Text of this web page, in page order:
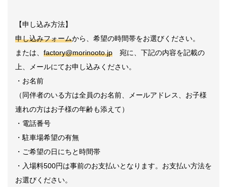
【申し込み方法】
申し込みフォームから、希望の時間帯をお選びください。
または、 factory@morinooto.jp 宛に、下記の内容を記載の
上、メールにてお申し込みください。
・お名前
（同伴者のいる方は全員のお名前、メールアドレス、お子様
連れの方はお子様の年齢も添えて）
・電話番号
・駐車場希望の有無
・ご希望の日にちと時間帯
・入場料500円は事前のお支払いとなります。お支払い方法を
お選びください。